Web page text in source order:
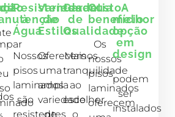
Resistentes
à
Água
Nossos
pisos
laminados
são
resistentes
Variedade
de
Estilos
Oferecemos
uma
ampla
variedade
de
Garantia
de
Qualidade
Mais
tranquilidade
ao
escolher
o
Custo-
benefício
Os
nossos
pisos
laminados
oferecem
A
melhor
opção
em
design
podem
ser
instalados